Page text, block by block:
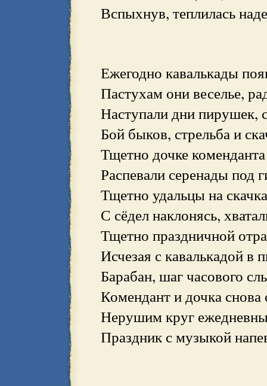
Вспыхнув, теплилась
Ежегодно кавалькады
Пастухам они веселье,
Наступали дни пирушек,
Бой быков, стрельба и
Тщетно дочке
Распевали серенады под
Тщетно удальцы на
С сёдел наклонясь,
Тщетно праздничной
Исчезая с кавалькадой в
Барабан, шаг часового
Комендант и дочка
Нерушим круг
Праздник с музыкой